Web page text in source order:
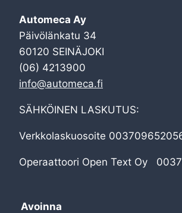
Automeca Ay
Päivölänkatu 34
60120 SEINÄJOKI
(06) 4213900
info@automeca.fi
SÄHKÖINEN LASKUTUS:
Verkkolaskuosoite
Operaattoori Open Text Oy
Avoinna